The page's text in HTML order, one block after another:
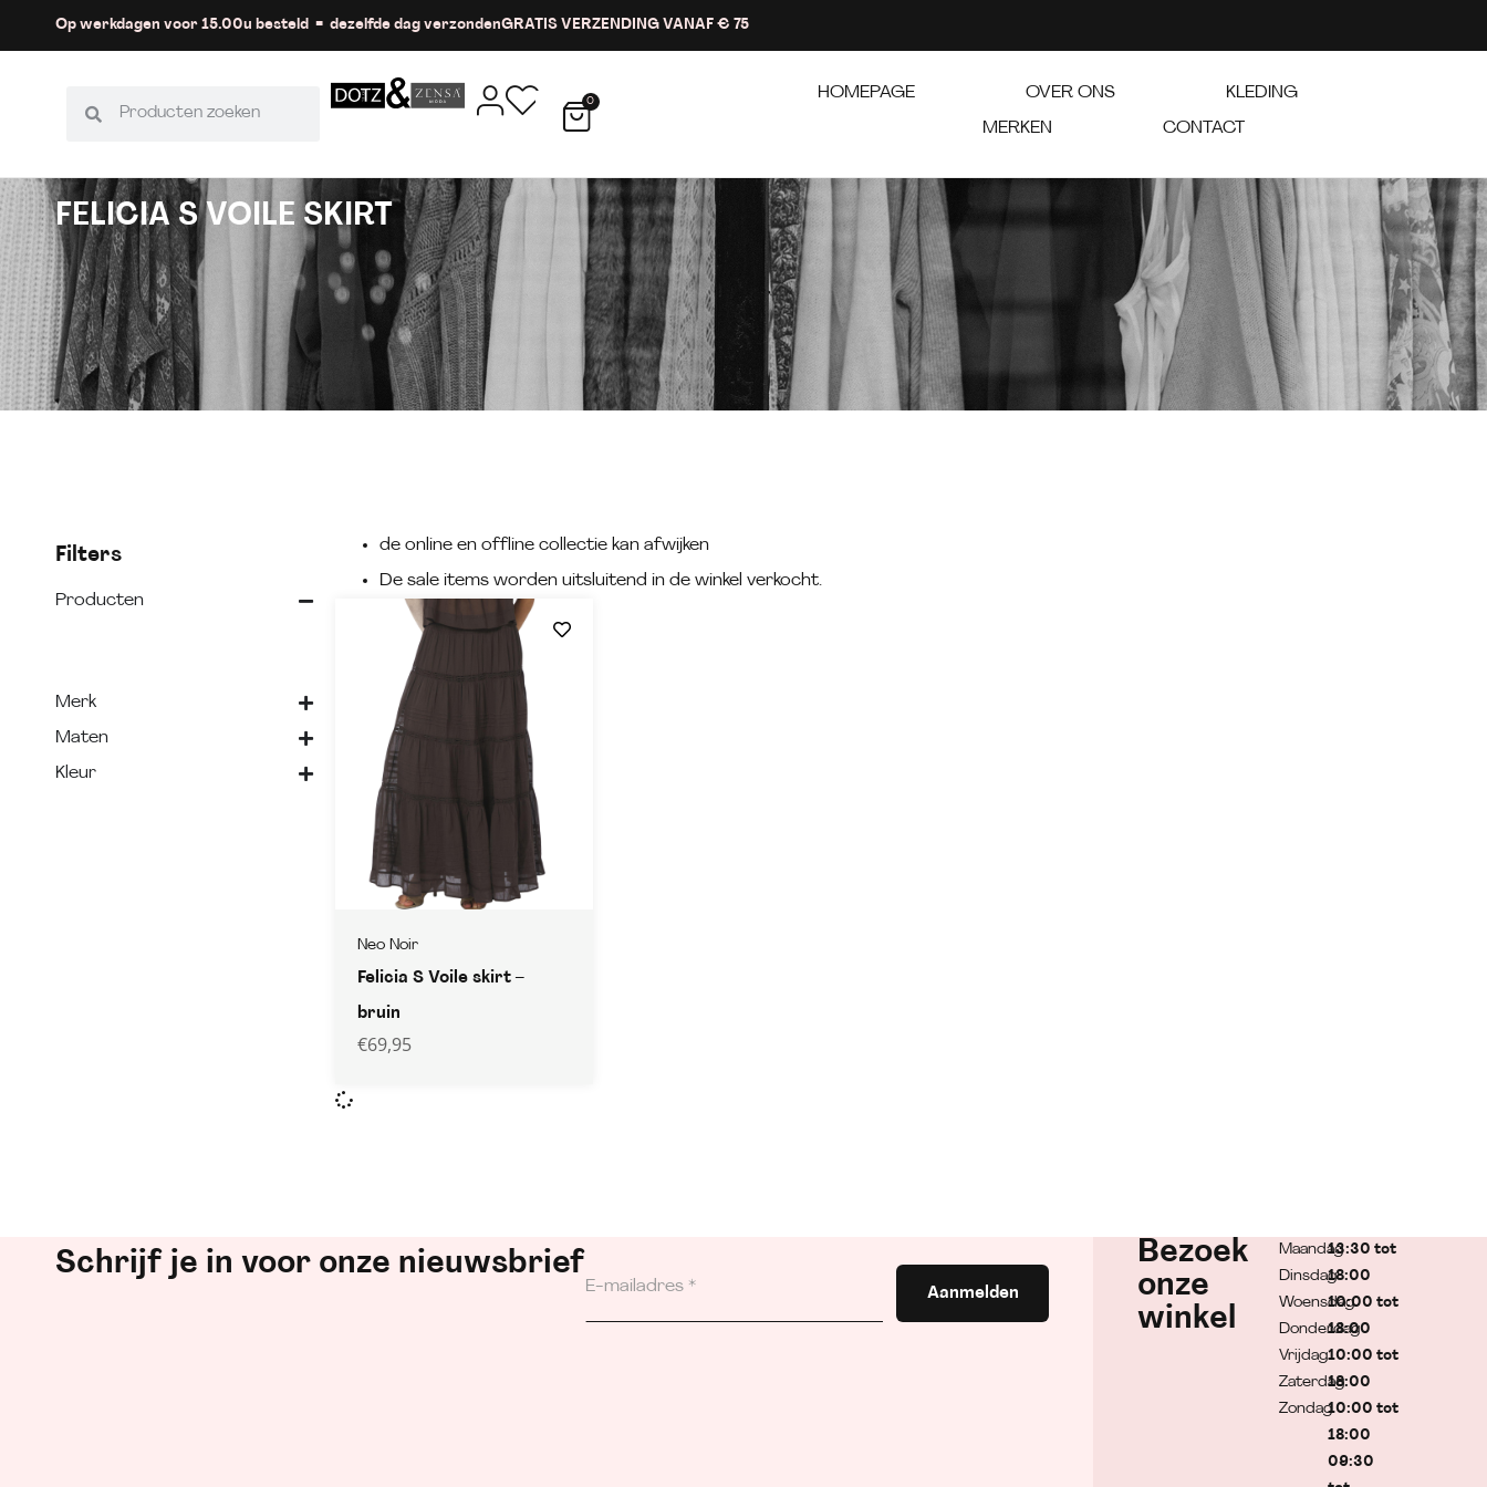
Op werkdagen voor 15.00u besteld = dezelfde dag verzondenGRATIS VERZENDING VANAF € 75
0 HOMEPAGE OVER ONS
KLEDING
MERKEN
CONTACT
FELICIA S VOILE SKIRT
Filters
Producten
Merk
Maten
Kleur
de online en offline collectie kan afwijken
De sale items worden uitsluitend in de winkel verkocht.
Neo Noir
Felicia S Voile skirt –
bruin
€69,95
Schrijf je in voor onze nieuwsbrief
Aanmelden
Bezoek
onze
winkel
Maandag
Dinsdag
Woensdag
Donderdag
Vrijdag
Zaterdag
Zondag
13:30 tot
18:00
10:00 tot
18:00
10:00 tot
18:00
10:00 tot
18:00
09:30